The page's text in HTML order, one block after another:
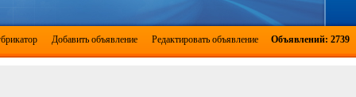
Добавить объявление Редактировать объявление Объявлений: 2739